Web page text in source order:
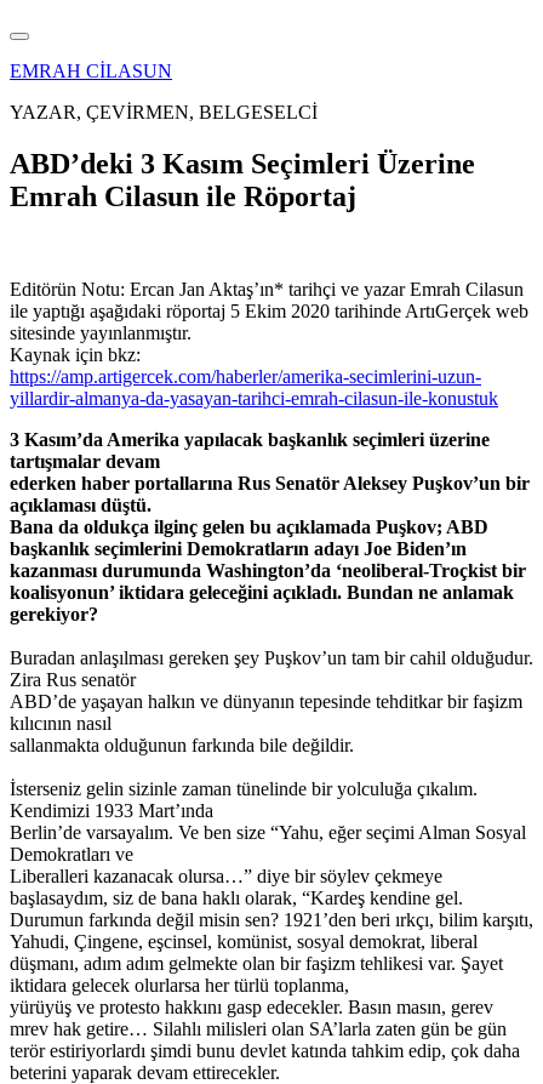
EMRAH CİLASUN
YAZAR, ÇEVİRMEN, BELGESELCİ
ABD’deki 3 Kasım Seçimleri Üzerine
Emrah Cilasun ile Röportaj
Editörün Notu: Ercan Jan Aktaş’ın* tarihçi ve yazar Emrah Cilasun
ile yaptığı aşağıdaki röportaj 5 Ekim 2020 tarihinde ArtıGerçek web
sitesinde yayınlanmıştır.
Kaynak için bkz:
https://amp.artigercek.com/haberler/amerika-secimlerini-uzun-
yillardir-almanya-da-yasayan-tarihci-emrah-cilasun-ile-konustuk
3 Kasım’da Amerika yapılacak başkanlık seçimleri üzerine
tartışmalar devam
ederken haber portallarına Rus Senatör Aleksey Puşkov’un bir
açıklaması düştü.
Bana da oldukça ilginç gelen bu açıklamada Puşkov; ABD
başkanlık seçimlerini Demokratların adayı Joe Biden’ın
kazanması durumunda Washington’da ‘neoliberal-Troçkist bir
koalisyonun’ iktidara geleceğini açıkladı. Bundan ne anlamak
gerekiyor?
Buradan anlaşılması gereken şey Puşkov’un tam bir cahil olduğudur.
Zira Rus senatör
ABD’de yaşayan halkın ve dünyanın tepesinde tehditkar bir faşizm
kılıcının nasıl
sallanmakta olduğunun farkında bile değildir.
İsterseniz gelin sizinle zaman tünelinde bir yolculuğa çıkalım.
Kendimizi 1933 Mart’ında
Berlin’de varsayalım. Ve ben size “Yahu, eğer seçimi Alman Sosyal
Demokratları ve
Liberalleri kazanacak olursa…” diye bir söylev çekmeye
başlasaydım, siz de bana haklı olarak, “Kardeş kendine gel.
Durumun farkında değil misin sen? 1921’den beri ırkçı, bilim karşıtı,
Yahudi, Çingene, eşcinsel, komünist, sosyal demokrat, liberal
düşmanı, adım adım gelmekte olan bir faşizm tehlikesi var. Şayet
iktidara gelecek olurlarsa her türlü toplanma,
yürüyüş ve protesto hakkını gasp edecekler. Basın masın, gerev
mrev hak getire… Silahlı milisleri olan SA’larla zaten gün be gün
terör estiriyorlardı şimdi bunu devlet katında tahkim edip, çok daha
beterini yaparak devam ettirecekler.